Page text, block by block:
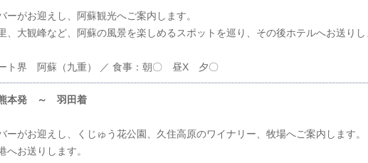
ーがお迎えし、阿蘇観光へご案内します。
、大観峰など、阿蘇の風景を楽しめるスポットを巡り、その後ホテルへお送りし
ト界 阿蘇（九重） ／ 食事：朝〇 昼X 夕〇
本発 ～ 羽田着
ーがお迎えし、くじゅう花公園、久住高原のワイナリー、牧場へご案内します。
へお送りします。